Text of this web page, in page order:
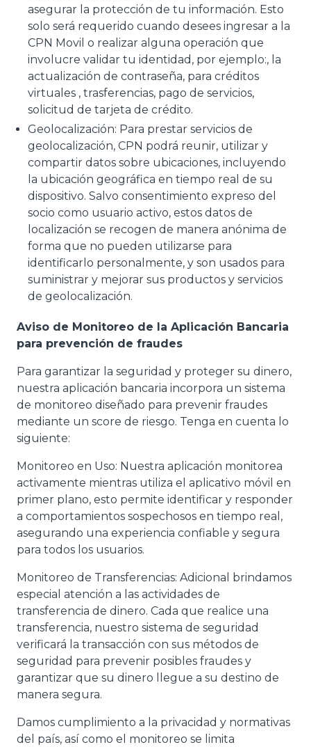
asegurar la protección de tu información. Esto
solo será requerido cuando desees ingresar a la
CPN Movil o realizar alguna operación que
involucre validar tu identidad, por ejemplo:, la
actualización de contraseña, para créditos
virtuales , trasferencias, pago de servicios,
solicitud de tarjeta de crédito.
Geolocalización: Para prestar servicios de
geolocalización, CPN podrá reunir, utilizar y
compartir datos sobre ubicaciones, incluyendo
la ubicación geográfica en tiempo real de su
dispositivo. Salvo consentimiento expreso del
socio como usuario activo, estos datos de
localización se recogen de manera anónima de
forma que no pueden utilizarse para
identificarlo personalmente, y son usados para
suministrar y mejorar sus productos y servicios
de geolocalización.
Aviso de Monitoreo de la Aplicación Bancaria
para prevención de fraudes
Para garantizar la seguridad y proteger su dinero,
nuestra aplicación bancaria incorpora un sistema
de monitoreo diseñado para prevenir fraudes
mediante un score de riesgo. Tenga en cuenta lo
siguiente:
Monitoreo en Uso: Nuestra aplicación monitorea
activamente mientras utiliza el aplicativo móvil en
primer plano, esto permite identificar y responder
a comportamientos sospechosos en tiempo real,
asegurando una experiencia confiable y segura
para todos los usuarios.
Monitoreo de Transferencias: Adicional brindamos
especial atención a las actividades de
transferencia de dinero. Cada que realice una
transferencia, nuestro sistema de seguridad
verificará la transacción con sus métodos de
seguridad para prevenir posibles fraudes y
garantizar que su dinero llegue a su destino de
manera segura.
Damos cumplimiento a la privacidad y normativas
del país, así como el monitoreo se limita